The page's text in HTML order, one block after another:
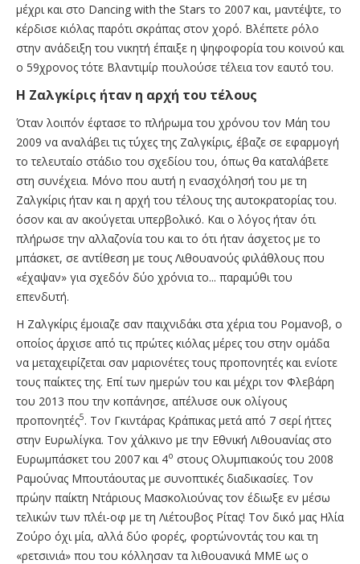
μέχρι και στο Dancing with the Stars το 2007 και, μαντέψτε, το
κέρδισε κιόλας παρότι σκράπας στον χορό. Βλέπετε ρόλο
στην ανάδειξη του νικητή έπαιξε η ψηφοφορία του κοινού και
ο 59χρονος τότε Βλαντιμίρ πουλούσε τέλεια τον εαυτό του.
Η Ζαλγκίρις ήταν η αρχή του τέλους
Όταν λοιπόν έφτασε το πλήρωμα του χρόνου τον Μάη του
2009 να αναλάβει τις τύχες της Ζαλγκίρις, έβαζε σε εφαρμογή
το τελευταίο στάδιο του σχεδίου του, όπως θα καταλάβετε
στη συνέχεια. Μόνο που αυτή η ενασχόλησή του με τη
Ζαλγκίρις ήταν και η αρχή του τέλους της αυτοκρατορίας του.
όσον και αν ακούγεται υπερβολικό. Και ο λόγος ήταν ότι
πλήρωσε την αλλαζονία του και το ότι ήταν άσχετος με το
μπάσκετ, σε αντίθεση με τους Λιθουανούς φιλάθλους που
«έχαψαν» για σχεδόν δύο χρόνια το... παραμύθι του
επενδυτή.
Η Ζαλγκίρις έμοιαζε σαν παιχνιδάκι στα χέρια του Ρομανοβ, ο
οποίος άρχισε από τις πρώτες κιόλας μέρες του στην ομάδα
να μεταχειρίζεται σαν μαριονέτες τους προπονητές και ενίοτε
τους παίκτες της. Επί των ημερών του και μέχρι τον Φλεβάρη
του 2013 που την κοπάνησε, απέλυσε ουκ ολίγους
προπονητές5. Τον Γκιντάρας Κράπικας μετά από 7 σερί ήττες
στην Ευρωλίγκα. Τον χάλκινο με την Εθνική Λιθουανίας στο
Ευρωμπάσκετ του 2007 και 4ο στους Ολυμπιακούς του 2008
Ραμούνας Μπουτάουτας με συνοπτικές διαδικασίες. Τον
πρώην παίκτη Ντάριους Μασκολιούνας τον έδιωξε εν μέσω
τελικών των πλέι-οφ με τη Λιέτουβος Ρίτας! Τον δικό μας Ηλία
Ζούρο όχι μία, αλλά δύο φορές, φορτώνοντάς του και τη
«ρετσινιά» που του κόλλησαν τα λιθουανικά ΜΜΕ ως ο